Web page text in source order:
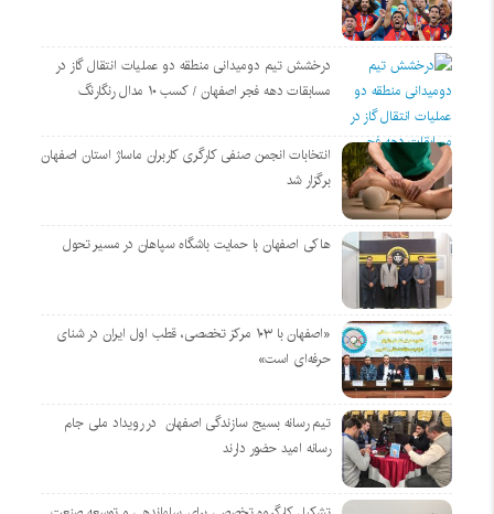
درخشش تیم دومیدانی منطقه دو عملیات انتقال گاز در
مسابقات دهه فجر اصفهان / کسب ۱۰ مدال رنگارنگ
انتخابات انجمن صنفی کارگری کاربران ماساژ استان اصفهان
برگزار شد
هاکی اصفهان با حمایت باشگاه سپاهان در مسیر تحول
«اصفهان با ۱۰۳ مرکز تخصصی، قطب اول ایران در شنای
حرفه‌ای است»
تیم رسانه بسیج سازندگی اصفهان در رویداد ملی جام
رسانه امید حضور دارند